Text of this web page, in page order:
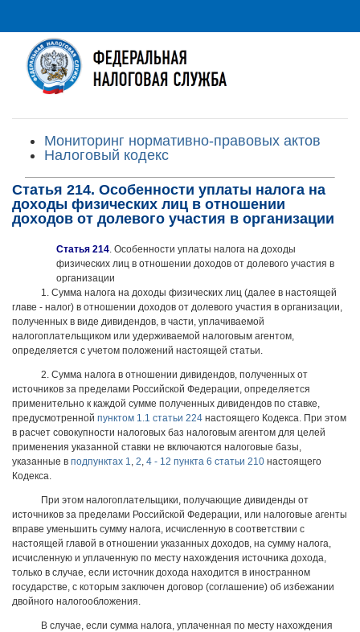
Мониторинг нормативно-правовых актов
Налоговый кодекс
Статья 214. Особенности уплаты налога на
доходы физических лиц в отношении
доходов от долевого участия в организации
Статья 214. Особенности уплаты налога на доходы
физических лиц в отношении доходов от долевого участия в
организации
1. Сумма налога на доходы физических лиц (далее в настоящей
главе - налог) в отношении доходов от долевого участия в организации,
полученных в виде дивидендов, в части, уплачиваемой
налогоплательщиком или удерживаемой налоговым агентом,
определяется с учетом положений настоящей статьи.
2. Сумма налога в отношении дивидендов, полученных от
источников за пределами Российской Федерации, определяется
применительно к каждой сумме полученных дивидендов по ставке,
предусмотренной пунктом 1.1 статьи 224 настоящего Кодекса. При этом
в расчет совокупности налоговых баз налоговым агентом для целей
применения указанной ставки не включаются налоговые базы,
указанные в подпунктах 1, 2, 4 - 12 пункта 6 статьи 210 настоящего
Кодекса.
При этом налогоплательщики, получающие дивиденды от
источников за пределами Российской Федерации, или налоговые агенты
вправе уменьшить сумму налога, исчисленную в соответствии с
настоящей главой в отношении указанных доходов, на сумму налога,
исчисленную и уплаченную по месту нахождения источника дохода,
только в случае, если источник дохода находится в иностранном
государстве, с которым заключен договор (соглашение) об избежании
двойного налогообложения.
В случае, если сумма налога, уплаченная по месту нахождения